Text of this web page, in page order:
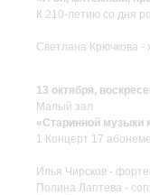
К 210-летию со дня
Светлана Крючкова -
13 октября,
Малый зал
«Старинной музыки
1 Концерт 17
Илья Чирсков -
Полина Лаптева -